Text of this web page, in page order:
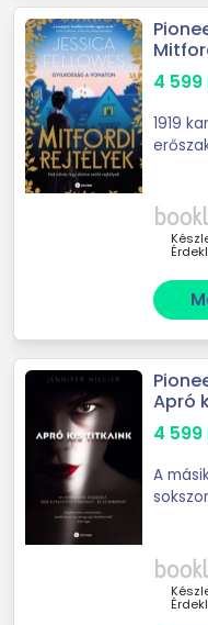
4 599
1919
életről
Apró
4 599
A